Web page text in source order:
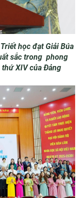
học đạt Giải Búa
sắc trong phong
XIV của Đảng